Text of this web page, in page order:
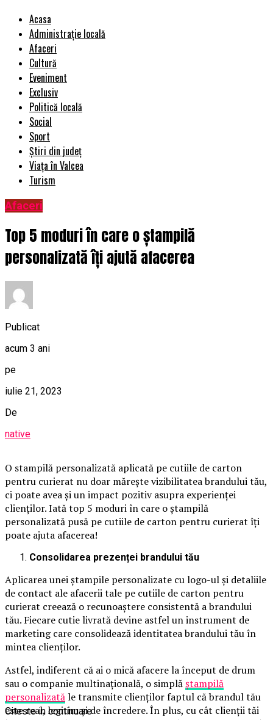
Acasa
Administrație locală
Afaceri
Cultură
Eveniment
Exclusiv
Politică locală
Social
Sport
Știri din județ
Viața în Valcea
Turism
Afaceri
Top 5 moduri în care o ștampilă
personalizată îți ajută afacerea
Publicat
acum 3 ani
pe
iulie 21, 2023
De
native
O stampilă personalizată aplicată pe cutiile de carton
pentru curierat nu doar mărește vizibilitatea brandului tău,
ci poate avea și un impact pozitiv asupra experienței
clienților. Iată top 5 moduri în care o ștampilă
personalizată pusă pe cutiile de carton pentru curierat îți
poate ajuta afacerea!
Consolidarea prezenței brandului tău
Aplicarea unei ștampile personalizate cu logo-ul și detaliile
de contact ale afacerii tale pe cutiile de carton pentru
curierat creează o recunoaștere consistentă a brandului
tău. Fiecare cutie livrată devine astfel un instrument de
marketing care consolidează identitatea brandului tău în
mintea clienților.
Astfel, indiferent că ai o mică afacere la început de drum
sau o companie multinațională, o simplăștampilă
personalizatăle transmite clienților faptul că brandul tău
este real, legitim și de încredere. În plus, cu cât clienții tăi
Citeste in continuare